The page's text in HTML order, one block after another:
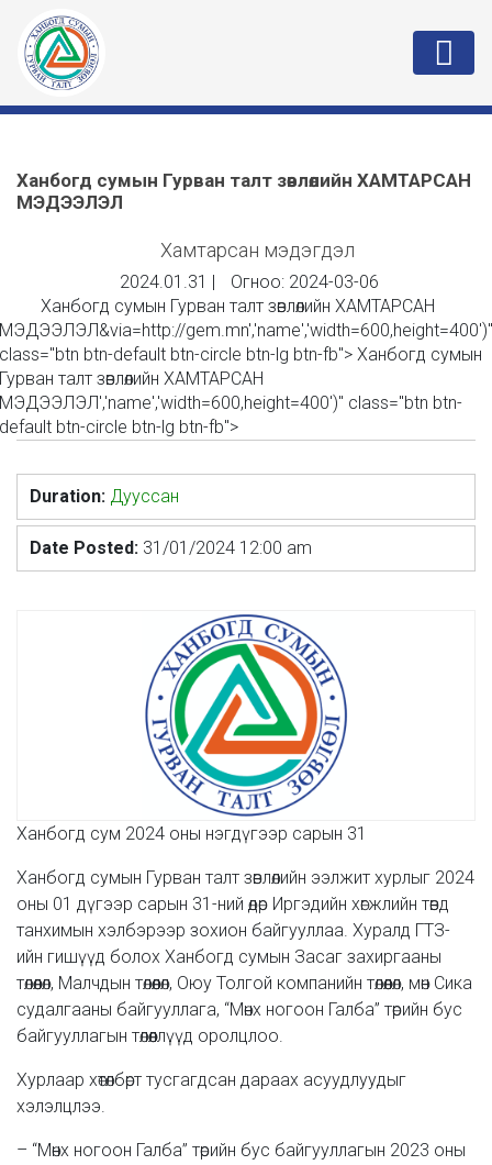
Ханбогд сумын Гурван талт зөвлөлийн ХАМТАРСАН
МЭДЭЭЛЭЛ
Хамтарсан мэдэгдэл
2024.01.31 | Огноо: 2024-03-06
Ханбогд сумын Гурван талт зөвлөлийн ХАМТАРСАН
МЭДЭЭЛЭЛ&via=http://gem.mn','name','width=600,height=400')"
class="btn btn-default btn-circle btn-lg btn-fb"> Ханбогд сумын
Гурван талт зөвлөлийн ХАМТАРСАН
МЭДЭЭЛЭЛ','name','width=600,height=400')" class="btn btn-
default btn-circle btn-lg btn-fb">
Duration: Дууссан
Date Posted: 31/01/2024 12:00 am
Ханбогд сум 2024 оны нэгдүгээр сарын 31
Ханбогд сумын Гурван талт зөвлөлийн ээлжит хурлыг 2024
оны 01 дүгээр сарын 31-ний өдөр Иргэдийн хөгжлийн төвд
танхимын хэлбэрээр зохион байгууллаа. Хуралд ГТЗ-
ийн гишүүд болох Ханбогд сумын Засаг захиргааны
төлөөлөл, Малчдын төлөөлөл, Оюу Толгой компанийн төлөөлөл, мөн Сика
судалгааны байгууллага, “Мөнх ногоон Галба” төрийн бус
байгууллагын төлөөллүүд оролцлоо.
Хурлаар хөтөлбөрт тусгагдсан дараах асуудлуудыг
хэлэлцлээ.
– “Мөнх ногоон Галба” төрийн бус байгууллагын 2023 оны